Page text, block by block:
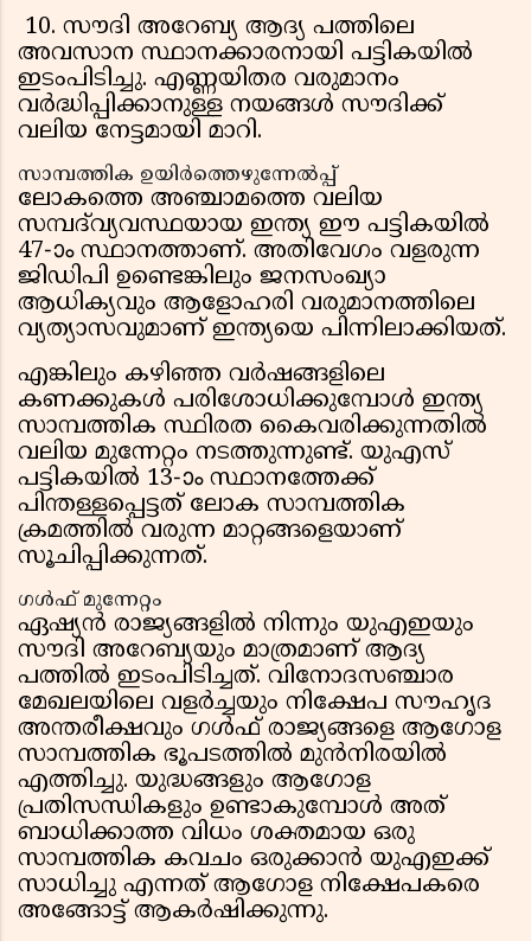
10. സൗദി അറേബ്യ ആദ്യ പത്തിലെ
അവസാന സ്ഥാനക്കാരനായി പട്ടികയിൽ
ഇടംപിടിച്ചു. എണ്ണയിതര വരുമാനം
വർദ്ധിപ്പിക്കാനുള്ള നയങ്ങൾ സൗദിക്ക്
വലിയ നേട്ടമായി മാറി.
സാമ്പത്തിക ഉയിർത്തെഴുന്നേൽപ്പ്
ലോകത്തെ അഞ്ചാമത്തെ വലിയ
സമ്പദ്‌വ്യവസ്ഥയായ ഇന്ത്യ ഈ പട്ടികയിൽ
47-ാം സ്ഥാനത്താണ്. അതിവേഗം വളരുന്ന
ജിഡിപി ഉണ്ടെങ്കിലും ജനസംഖ്യാ
ആധിക്യവും ആളോഹരി വരുമാനത്തിലെ
വ്യത്യാസവുമാണ് ഇന്ത്യയെ പിന്നിലാക്കിയത്.
എങ്കിലും കഴിഞ്ഞ വർഷങ്ങളിലെ
കണക്കുകൾ പരിശോധിക്കുമ്പോൾ ഇന്ത്യ
സാമ്പത്തിക സ്ഥിരത കൈവരിക്കുന്നതിൽ
വലിയ മുന്നേറ്റം നടത്തുന്നുണ്ട്. യുഎസ്
പട്ടികയിൽ 13-ാം സ്ഥാനത്തേക്ക്
പിന്തള്ളപ്പെട്ടത് ലോക സാമ്പത്തിക
ക്രമത്തിൽ വരുന്ന മാറ്റങ്ങളെയാണ്
സൂചിപ്പിക്കുന്നത്.
ഗൾഫ് മുന്നേറ്റം
ഏഷ്യൻ രാജ്യങ്ങളിൽ നിന്നും യുഎഇയും
സൗദി അറേബ്യയും മാത്രമാണ് ആദ്യ
പത്തിൽ ഇടംപിടിച്ചത്. വിനോദസഞ്ചാര
മേഖലയിലെ വളർച്ചയും നിക്ഷേപ സൗഹൃദ
അന്തരീക്ഷവും ഗൾഫ് രാജ്യങ്ങളെ ആഗോള
സാമ്പത്തിക ഭൂപടത്തിൽ മുൻനിരയിൽ
എത്തിച്ചു. യുദ്ധങ്ങളും ആഗോള
പ്രതിസന്ധികളും ഉണ്ടാകുമ്പോൾ അത്
ബാധിക്കാത്ത വിധം ശക്തമായ ഒരു
സാമ്പത്തിക കവചം ഒരുക്കാൻ യുഎഇക്ക്
സാധിച്ചു എന്നത് ആഗോള നിക്ഷേപകരെ
അങ്ങോട്ട് ആകർഷിക്കുന്നു.